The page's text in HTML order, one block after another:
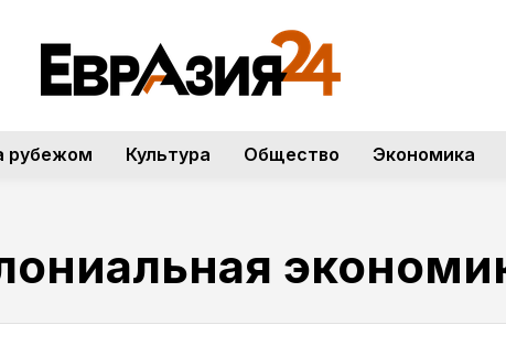
рубежом Культура Общество Экономика